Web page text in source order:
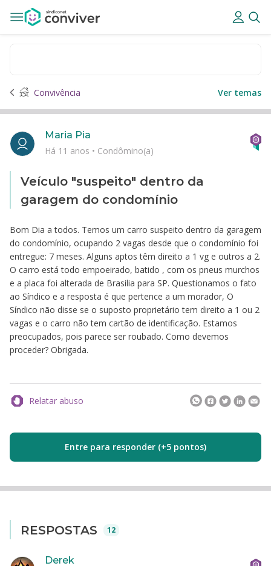
Convivência Ver temas
Veículo "suspeito" dentro da
garagem do condomínio
Bom Dia a todos. Temos um carro suspeito dentro da garagem
do condomínio, ocupando 2 vagas desde que o condomínio foi
entregue: 7 meses. Alguns aptos têm direito a 1 vg e outros a 2.
O carro está todo empoeirado, batido , com os pneus murchos
e a placa foi alterada de Brasilia para SP. Questionamos o fato
ao Síndico e a resposta é que pertence a um morador, O
Síndico não disse se o suposto proprietário tem direito a 1 ou 2
vagas e o carro não tem cartão de identificação. Estamos
preocupados, pois parece ser roubado. Como devemos
proceder? Obrigada.
Maria Pia
Há 11 anos • Condômino(a)
Relatar abuso
Entre para responder (+5 pontos)
RESPOSTAS 12
Derek